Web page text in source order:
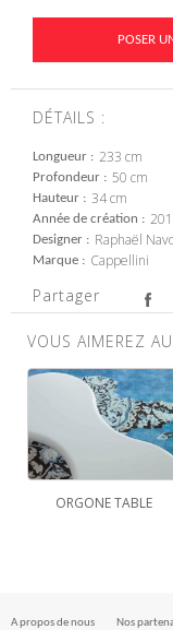
POSER
DÉTAILS :
Longueur 233 cm
Profondeur 50 cm
Hauteur 34 cm
Année de création
Designer Raphaël
Marque Cappellini
Partager
VOUS AIMEREZ
ORGONE TABLE
A propos de nous Nos